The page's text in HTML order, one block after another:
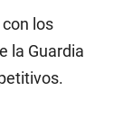
los
la Guardia